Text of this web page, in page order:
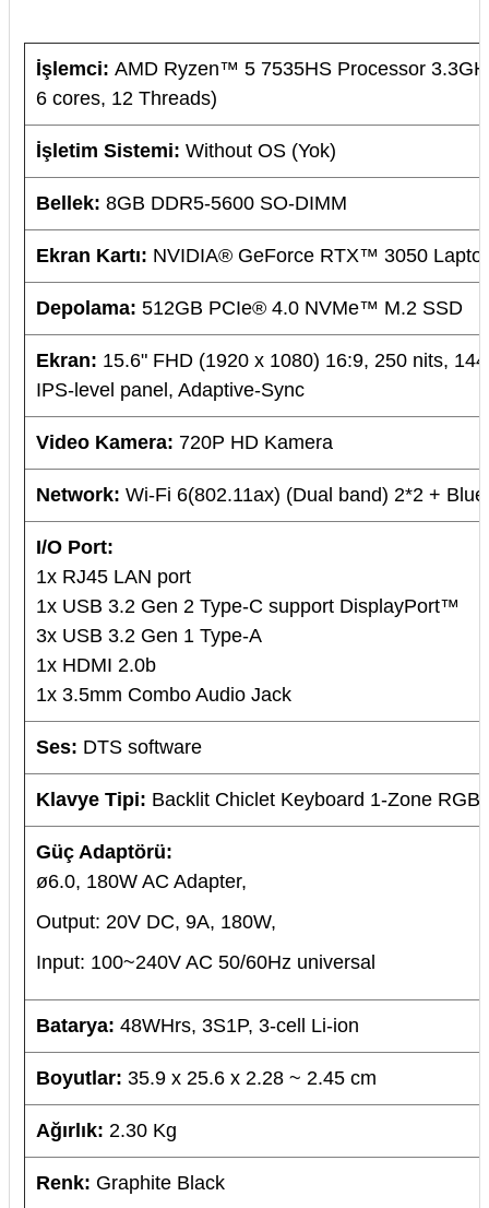
İşlemci: AMD Ryzen™ 5 7535HS Processor
6 cores, 12 Threads)
İşletim Sistemi: Without OS (Yok)
Bellek: 8GB DDR5-5600 SO-DIMM
Ekran Kartı: NVIDIA® GeForce RTX™ 3050
Depolama: 512GB PCIe® 4.0 NVMe™ M.2 SSD
Ekran: 15.6" FHD (1920 x 1080) 16:9, 250 nits,
IPS-level panel, Adaptive-Sync
Video Kamera: 720P HD Kamera
Network: Wi-Fi 6(802.11ax) (Dual band) 2*2 +
I/O Port:
1x RJ45 LAN port
1x USB 3.2 Gen 2 Type-C support DisplayPort™
3x USB 3.2 Gen 1 Type-A
1x HDMI 2.0b
1x 3.5mm Combo Audio Jack
Ses: DTS software
Klavye Tipi: Backlit Chiclet Keyboard 1-Zone RGB
Güç Adaptörü:
ø6.0, 180W AC Adapter,
Output: 20V DC, 9A, 180W,
Input: 100~240V AC 50/60Hz universal
Batarya: 48WHrs, 3S1P, 3-cell Li-ion
Boyutlar: 35.9 x 25.6 x 2.28 ~ 2.45 cm
Ağırlık: 2.30 Kg
Renk: Graphite Black